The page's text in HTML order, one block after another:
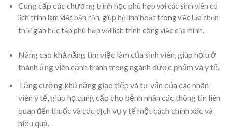
Cung cấp các chương trình học phù hợp với các sinh viên có
lịch trình làm việc bận rộn, giúp họ linh hoạt trong việc lựa chọn
thời gian học tập phù hợp với lịch trình công việc của mình.
Nâng cao khả năng tìm việc làm của sinh viên, giúp họ trở
thành ứng viên cạnh tranh trong ngành dược phẩm và y tế.
Tăng cường khả năng giao tiếp và tư vấn của các nhân
viên y tế, giúp họ cung cấp cho bệnh nhân các thông tin liên
quan đến thuốc và các dịch vụ y tế một cách chính xác và
hiệu quả.